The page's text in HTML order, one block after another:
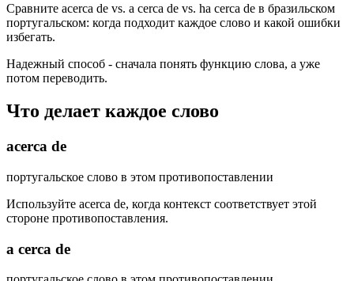
Сравните acerca de vs. a cerca de vs. ha cerca de в бразильском
португальском: когда подходит каждое слово и какой ошибки
избегать.
Надежный способ - сначала понять функцию слова, а уже
потом переводить.
Что делает каждое слово
acerca de
португальское слово в этом противопоставлении
Используйте acerca de, когда контекст соответствует этой
стороне противопоставления.
a cerca de